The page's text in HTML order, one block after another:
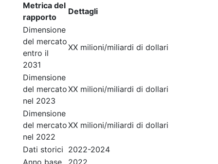
Metrica del
rapporto
Dettagli
Dimensione
del mercato
entro il
2031
XX milioni/miliardi di dollari
Dimensione
del mercato
nel 2023
XX milioni/miliardi di dollari
Dimensione
del mercato
nel 2022
XX milioni/miliardi di dollari
Dati storici 2022-2024
Anno base
2022